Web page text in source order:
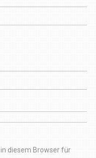
diesem Browser für